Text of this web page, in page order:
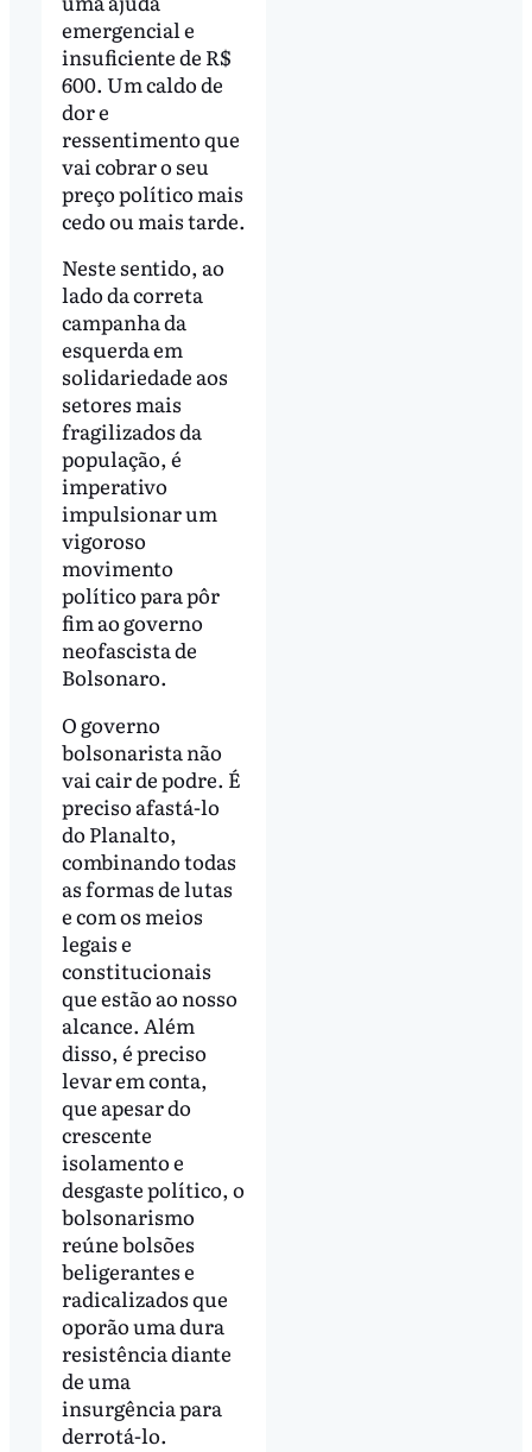
emergencial e
insuficiente de R$
600. Um caldo de
dor e
ressentimento que
vai cobrar o seu
preço político mais
cedo ou mais tarde.
Neste sentido, ao
lado da correta
campanha da
esquerda em
solidariedade aos
setores mais
fragilizados da
população, é
imperativo
impulsionar um
vigoroso
movimento
político para pôr
fim ao governo
neofascista de
Bolsonaro.
O governo
bolsonarista não
vai cair de podre. É
preciso afastá-lo
do Planalto,
combinando todas
as formas de lutas
e com os meios
legais e
constitucionais
que estão ao nosso
alcance. Além
disso, é preciso
levar em conta,
que apesar do
crescente
isolamento e
desgaste político, o
bolsonarismo
reúne bolsões
beligerantes e
radicalizados que
oporão uma dura
resistência diante
de uma
insurgência para
derrotá-lo.